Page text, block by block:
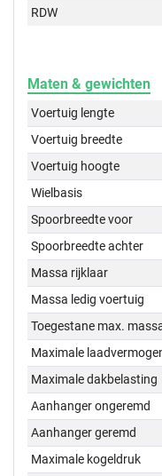
RDW
Maten & gewichten
Voertuig lengte
Voertuig breedte
Voertuig hoogte
Wielbasis
Spoorbreedte voor
Spoorbreedte achter
Massa rijklaar
Massa ledig voertuig
Toegestane max.
Maximale
Maximale dakbelasting
Aanhanger ongeremd
Aanhanger geremd
Maximale kogeldruk